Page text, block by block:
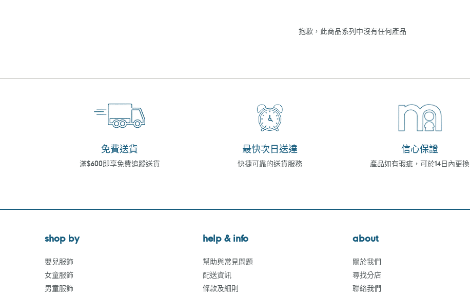
抱歉，此商品系列中沒有任何產品
免費送貨
滿$600即享免費追蹤送貨
最快次日送達
快捷可靠的送貨服務
信心保證
產品如有瑕疵，可於14日內更換
shop by
嬰兒服飾
女童服飾
男童服飾
help & info
幫助與常見問題
配送資訊
條款及細則
about
關於我們
尋找分店
聯絡我們